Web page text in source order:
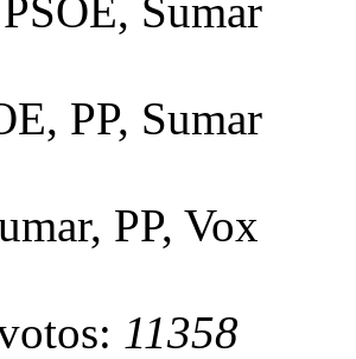
Sumar
PP, Sumar
PP, Vox
11358